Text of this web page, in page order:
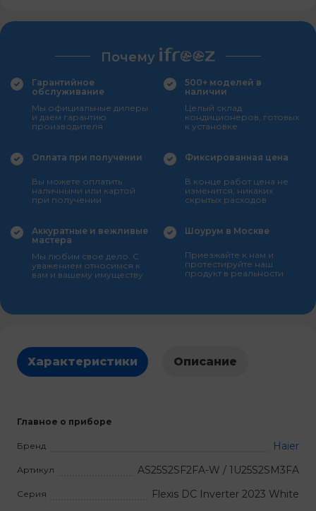
Почему
Гарантийное
обслуживание
Мы официальные дилеры
и даем гарантию
производителя
500+ моделей в
наличии
Целый склад
кондиционеров, готовых
к установке
Оплата при получении
Вы можете оплатить
наличными или картой
при получении
Фиксированная цена
В конце работ цена не
изменится, никаких
скрытых расходов
Аккуратные и вежливые
мастера
Мы любим свое дело. С
уважением относимся к
вам и вашему имуществу
Шоурум в Москве
Приезжайте к нам и
протестируйте наш
продукт в реальности
Характеристики Описание
Главное о приборе
Бренд Haier
Артикул AS25S2SF2FA-W / 1U25S2SM3FA
Серия Flexis DC Inverter 2023 White